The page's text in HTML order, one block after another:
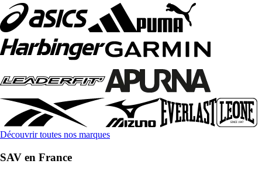
Découvrir toutes nos marques
SAV en France